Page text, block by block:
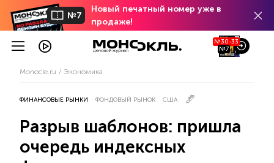
№7
Новый печатный номер уже в
продаже!
№30-33
№7
Monocle.ru Экономика
ФИНАНСОВЫЕ РЫНКИ ФОНДОВЫЙ РЫНОК США
Разрыв шаблонов: пришла
очередь индексных